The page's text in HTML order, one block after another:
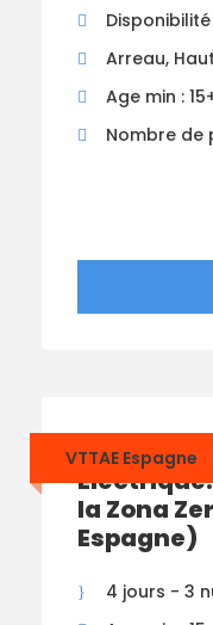
Arreau,
Age min :
Nombre de
VTTAE Espagne
Séjour
la Zona
Espagne)
4 jours - 3